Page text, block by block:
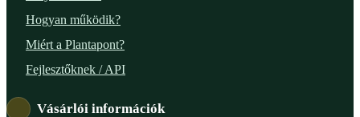
Hogyan működik?
Miért a Plantapont?
Fejlesztőknek / API
Vásárlói információk